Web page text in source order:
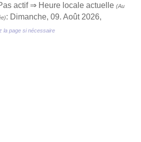
actif ⇒ Heure locale actuelle (Au
: Dimanche, 09. Août 2026,
la page si nécessaire